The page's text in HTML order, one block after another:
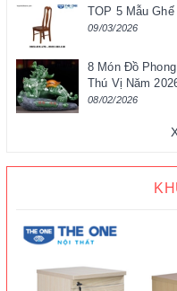
TOP 5 Mẫu
09/03/2026
8 Món Đồ
Thú Vị Năm
08/02/2026